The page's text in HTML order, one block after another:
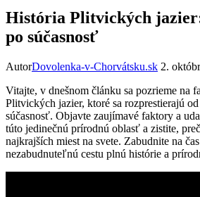
História Plitvických
po súčasnosť
AutorDovolenka-v-Chorvátsku.sk 2.
Vitajte, v dnešnom článku sa pozrieme na
Plitvických jazier, ktoré sa rozprestierajú
súčasnosť. Objavte zaujímavé faktory a
túto jedinečnú prírodnú oblasť a zistite,
najkrajších miest na svete. Zabudnite na
nezabudnuteľnú cestu plnú histórie a